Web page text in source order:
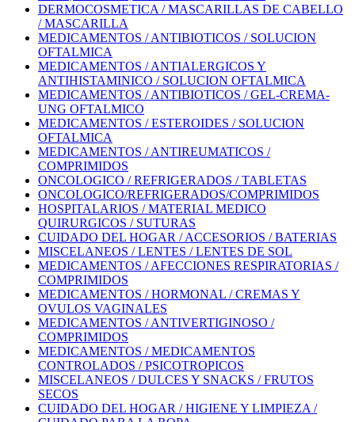
DERMOCOSMETICA / MASCARILLAS DE CABELLO
/ MASCARILLA
MEDICAMENTOS / ANTIBIOTICOS / SOLUCION
OFTALMICA
MEDICAMENTOS / ANTIALERGICOS Y
ANTIHISTAMINICO / SOLUCION OFTALMICA
MEDICAMENTOS / ANTIBIOTICOS / GEL-CREMA-
UNG OFTALMICO
MEDICAMENTOS / ESTEROIDES / SOLUCION
OFTALMICA
MEDICAMENTOS / ANTIREUMATICOS /
COMPRIMIDOS
ONCOLOGICO / REFRIGERADOS / TABLETAS
ONCOLOGICO/REFRIGERADOS/COMPRIMIDOS
HOSPITALARIOS / MATERIAL MEDICO
QUIRURGICOS / SUTURAS
CUIDADO DEL HOGAR / ACCESORIOS / BATERIAS
MISCELANEOS / LENTES / LENTES DE SOL
MEDICAMENTOS / AFECCIONES RESPIRATORIAS /
COMPRIMIDOS
MEDICAMENTOS / HORMONAL / CREMAS Y
OVULOS VAGINALES
MEDICAMENTOS / ANTIVERTIGINOSO /
COMPRIMIDOS
MEDICAMENTOS / MEDICAMENTOS
CONTROLADOS / PSICOTROPICOS
MISCELANEOS / DULCES Y SNACKS / FRUTOS
SECOS
CUIDADO DEL HOGAR / HIGIENE Y LIMPIEZA /